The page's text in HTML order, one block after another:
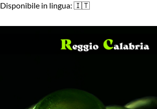
Disponibile in lingua: 🇮🇹